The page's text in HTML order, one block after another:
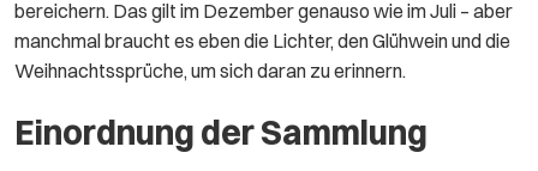
bereichern. Das gilt im Dezember genauso wie im Juli – aber
manchmal braucht es eben die Lichter, den Glühwein und die
Weihnachtssprüche, um sich daran zu erinnern.
Einordnung der Sammlung